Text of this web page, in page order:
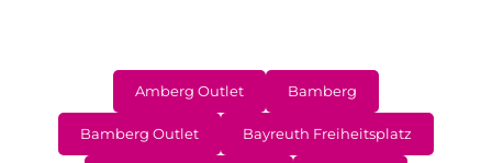
Amberg Outlet Bamberg
Bamberg Outlet Bayreuth Freiheitsplatz